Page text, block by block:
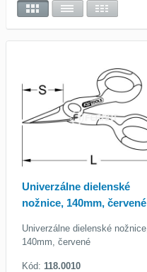
Univerzálne dielenské
nožnice, 140mm, červené
Univerzálne dielenské nožnice,
140mm, červené
Kód: 118.0010